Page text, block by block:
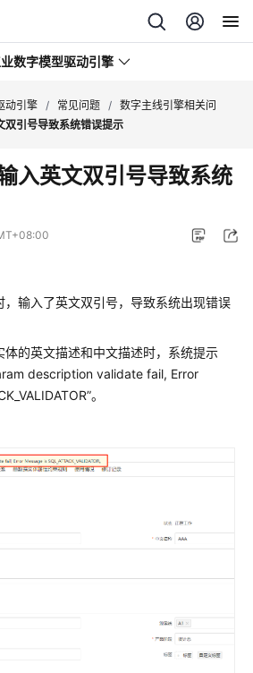
数字模型驱动引擎
动引擎 / 常见问题 / 数字主线引擎相关问
双引号导致系统错误提示
入英文双引号导致系统
，输入了英文双引号，导致系统出现错误
的英文描述和中文描述时，系统提示
description validate fail, Error
。